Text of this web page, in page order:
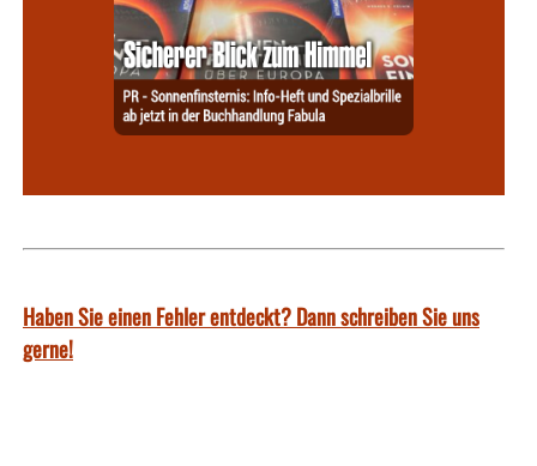
Haben Sie einen Fehler entdeckt? Dann schreiben Sie uns
gerne!